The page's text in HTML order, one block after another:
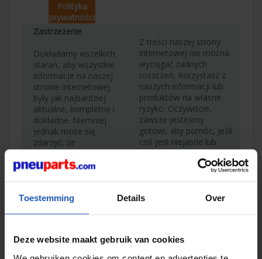
Toestemming Details Over
Deze website maakt gebruik van cookies
Polityka
prywatności
Zastrzeżenie
Dokładamy wszelkich
starań, aby wszystkie
informacje na naszej
stronie internetowej
były jak najbardziej
aktualne, kompletne i
dokładne. Niemniej
jednak może się
zdarzyć, że
błąd — na przykład
techniczny.
Z treści naszej strony
internetowej nie można
wyciągać żadnych
roszczeń. Korzystasz z
naszych informacji lub
produktów na własne
ryzyko. Oczywiście,
zawsze jesteśmy
gotowi, aby pomóc, jeśli
coś jest niejasne lub
niezgodne z
rzeczywistością!
Zastrzeżenie
Ta strona internetowa
używa plików cookies,